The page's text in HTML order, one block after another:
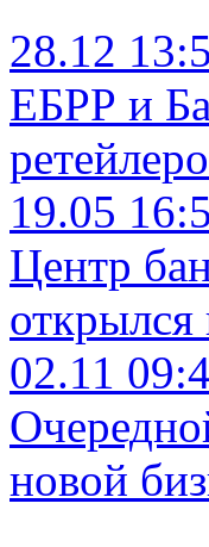
28.12
ЕБРР и
19.05
Центр
02.11
новой